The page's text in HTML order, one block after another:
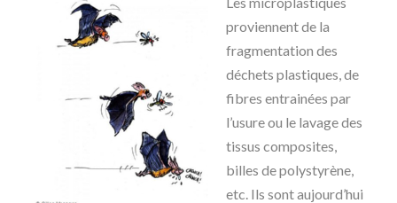
proviennent de la
fragmentation des
déchets plastiques, de
fibres entrainées par
l’usure ou le lavage des
tissus composites,
billes de polystyrène,
etc. Ils sont aujourd’hui